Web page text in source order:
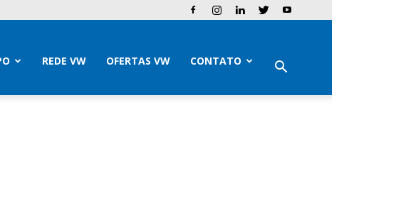
REDE VW OFERTAS VW CONTATO